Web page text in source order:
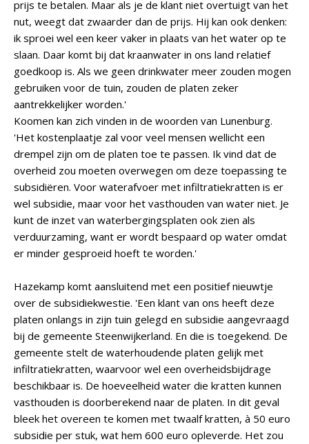
prijs te betalen. Maar als je de klant niet overtuigt van het
nut, weegt dat zwaarder dan de prijs. Hij kan ook denken:
ik sproei wel een keer vaker in plaats van het water op te
slaan. Daar komt bij dat kraanwater in ons land relatief
goedkoop is. Als we geen drinkwater meer zouden mogen
gebruiken voor de tuin, zouden de platen zeker
aantrekkelijker worden.'
Koomen kan zich vinden in de woorden van Lunenburg.
'Het kostenplaatje zal voor veel mensen wellicht een
drempel zijn om de platen toe te passen. Ik vind dat de
overheid zou moeten overwegen om deze toepassing te
subsidiëren. Voor waterafvoer met infiltratiekratten is er
wel subsidie, maar voor het vasthouden van water niet. Je
kunt de inzet van waterbergingsplaten ook zien als
verduurzaming, want er wordt bespaard op water omdat
er minder gesproeid hoeft te worden.'
Hazekamp komt aansluitend met een positief nieuwtje
over de subsidiekwestie. 'Een klant van ons heeft deze
platen onlangs in zijn tuin gelegd en subsidie aangevraagd
bij de gemeente Steenwijkerland. En die is toegekend. De
gemeente stelt de waterhoudende platen gelijk met
infiltratiekratten, waarvoor wel een overheidsbijdrage
beschikbaar is. De hoeveelheid water die kratten kunnen
vasthouden is doorberekend naar de platen. In dit geval
bleek het overeen te komen met twaalf kratten, à 50 euro
subsidie per stuk, wat hem 600 euro opleverde. Het zou